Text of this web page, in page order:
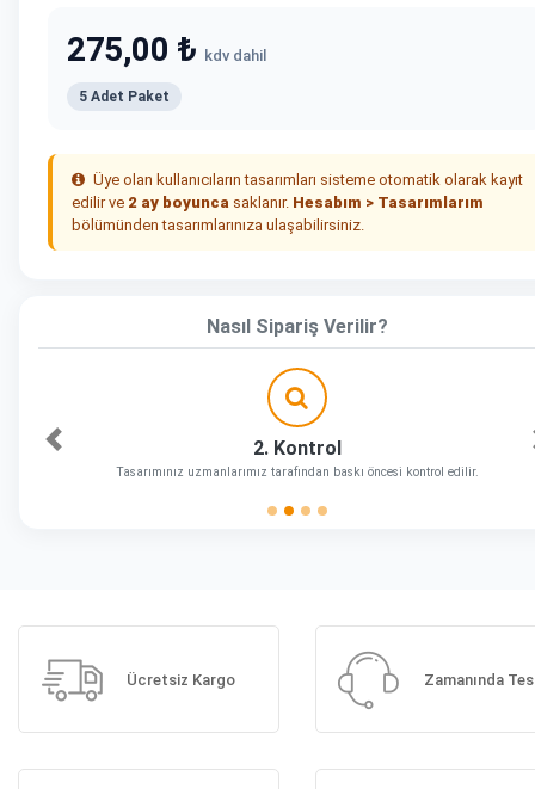
275,00 ₺ kdv dahil
5 Adet Paket
Üye olan kullanıcıların tasarımları sisteme otomatik olarak kayıt
edilir ve 2 ay boyunca saklanır. Hesabım > Tasarımlarım
bölümünden tasarımlarınıza ulaşabilirsiniz.
Nasıl Sipariş Verilir?
2. Kontrol
Tasarımınız uzmanlarımız tarafından baskı öncesi kontrol edilir.
Önceki
Ücretsiz Kargo Zamanında